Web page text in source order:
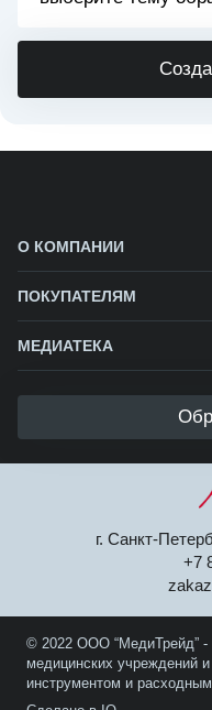
О КОМПАНИИ
ПОКУПАТЕЛЯМ
МЕДИАТЕКА
г. Санкт-
+7
© 2022 ООО “МедиТрейд” -
медицинских учреждений
инструментом и